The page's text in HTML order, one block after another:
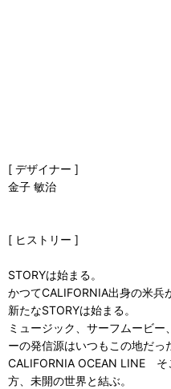
[ デザイナー ]
金子 敏治
[ ヒストリー ]
STORYは始まる。
かつてCALIFORNIA出身の米兵
新たなSTORYは始まる。
ミュージック、サーフムービ
ーの発信源はいつもこの地だっ
CALIFORNIA OCEAN LINE そ
方、未開の世界と結ぶ。